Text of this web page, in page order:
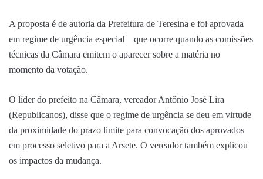
A proposta é de autoria da Prefeitura de Teresina e foi aprovada
em regime de urgência especial – que ocorre quando as comissões
técnicas da Câmara emitem o aparecer sobre a matéria no
momento da votação.
O líder do prefeito na Câmara, vereador Antônio José Lira
(Republicanos), disse que o regime de urgência se deu em virtude
da proximidade do prazo limite para convocação dos aprovados
em processo seletivo para a Arsete. O vereador também explicou
os impactos da mudança.